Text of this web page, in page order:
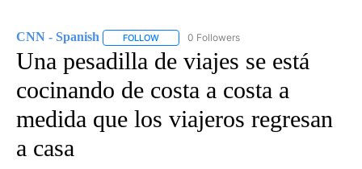
CNN - Spanish FOLLOW FOLLOW "CNN - SPANISH" TO RECEIVE
0 Followers
Una pesadilla de viajes se está
cocinando de costa a costa a
medida que los viajeros regresan
a casa